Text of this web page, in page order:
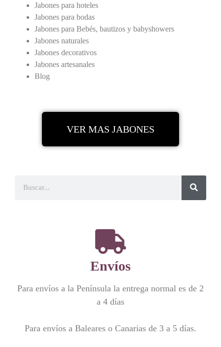
Jabones para hoteles
Jabones para bodas
Jabones para Bebés, bautizos y babyshowers
Jabones naturales
Jabones decorativos
Jabones artesanales
Blog
VER MAS JABONES
Envíos
Para envíos a la Península la entrega normal es de 2
a 4 días
Para envíos a Baleares o Canarias de 3 a 5 días.